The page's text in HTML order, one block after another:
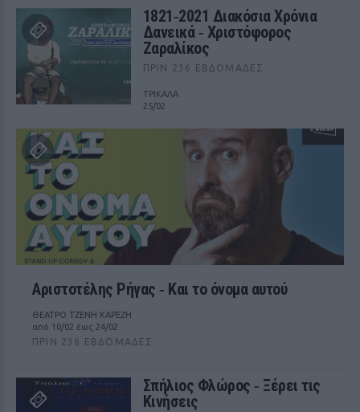
1821‑2021 Διακόσια Χρόνια
Δανεικά ‑ Χριστόφορος
Ζαραλίκος
ΠΡΙΝ 236 ΕΒΔΟΜΆΔΕΣ
ΤΡΙΚΑΛΑ
25/02
Αριστοτέλης Ρήγας ‑ Kαι το όνομα αυτού
ΘΕΑΤΡΟ ΤΖΕΝΗ ΚΑΡΕΖΗ
από 10/02 έως 24/02
ΠΡΙΝ 236 ΕΒΔΟΜΆΔΕΣ
Σπήλιος Φλώρος ‑ Ξέρει τις
Κινήσεις